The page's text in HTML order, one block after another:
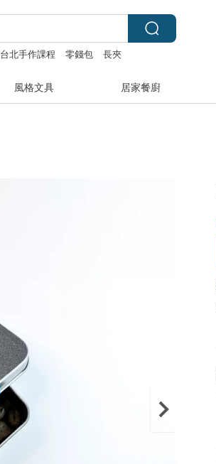
台北手作課程 零錢包 長夾
風格文具 居家餐廚